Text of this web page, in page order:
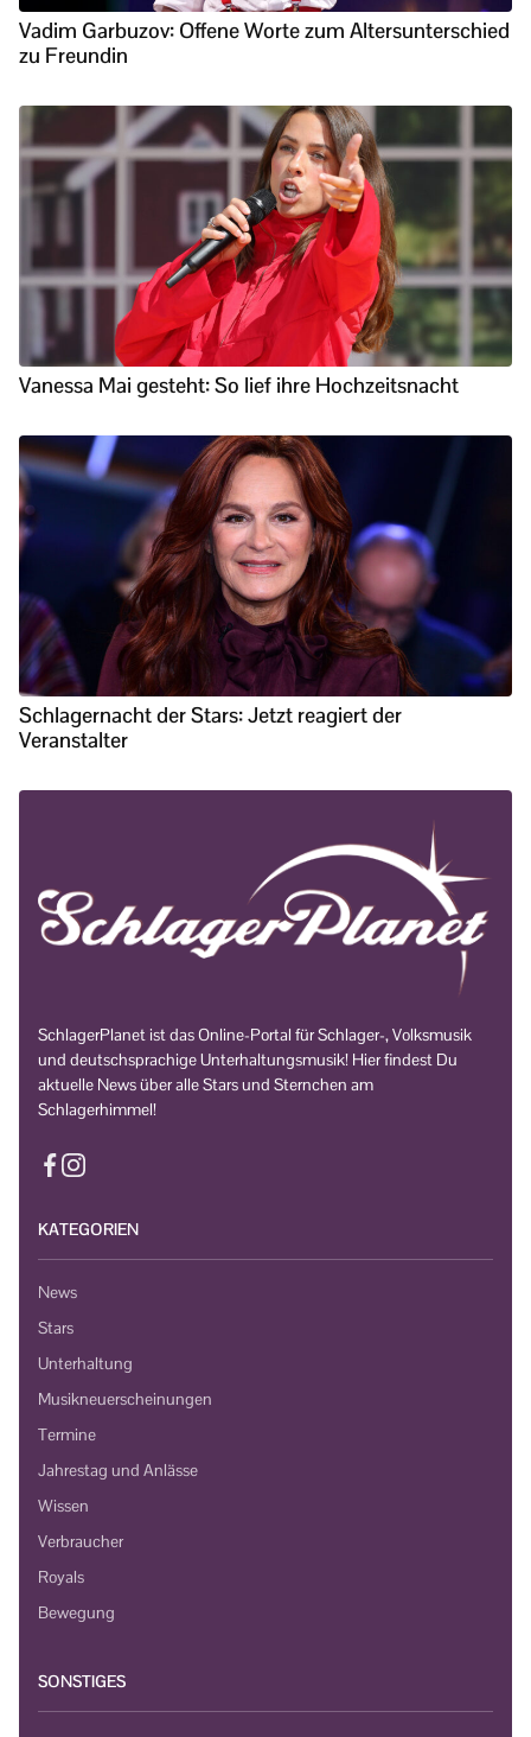
Vadim Garbuzov: Offene Worte zum Altersunterschied
zu Freundin
Vanessa Mai gesteht: So lief ihre Hochzeitsnacht
Schlagernacht der Stars: Jetzt reagiert der
Veranstalter
SchlagerPlanet ist das Online-Portal für Schlager-, Volksmusik
und deutschsprachige Unterhaltungsmusik! Hier findest Du
aktuelle News über alle Stars und Sternchen am
Schlagerhimmel!
KATEGORIEN
News
Stars
Unterhaltung
Musikneuerscheinungen
Termine
Jahrestag und Anlässe
Wissen
Verbraucher
Royals
Bewegung
SONSTIGES